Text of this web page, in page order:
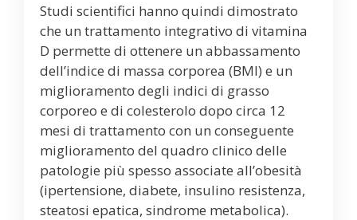
Studi scientifici hanno quindi dimostrato
che un trattamento integrativo di vitamina
D permette di ottenere un abbassamento
dell’indice di massa corporea (BMI) e un
miglioramento degli indici di grasso
corporeo e di colesterolo dopo circa 12
mesi di trattamento con un conseguente
miglioramento del quadro clinico delle
patologie più spesso associate all’obesità
(ipertensione, diabete, insulino resistenza,
steatosi epatica, sindrome metabolica).